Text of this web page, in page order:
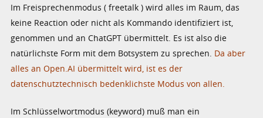
Im Freisprechenmodus ( freetalk ) wird alles im Raum, das
keine Reaction oder nicht als Kommando identifiziert ist,
genommen und an ChatGPT übermittelt. Es ist also die
natürlichste Form mit dem Botsystem zu sprechen. Da aber
alles an Open.AI übermittelt wird, ist es der
datenschutztechnisch bedenklichste Modus von allen.
Im Schlüsselwortmodus (keyword) muß man ein